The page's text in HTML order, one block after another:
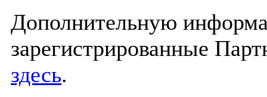
Дополнительную
зарегистрированные
здесь.